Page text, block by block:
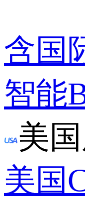
含国
智能
美
美国